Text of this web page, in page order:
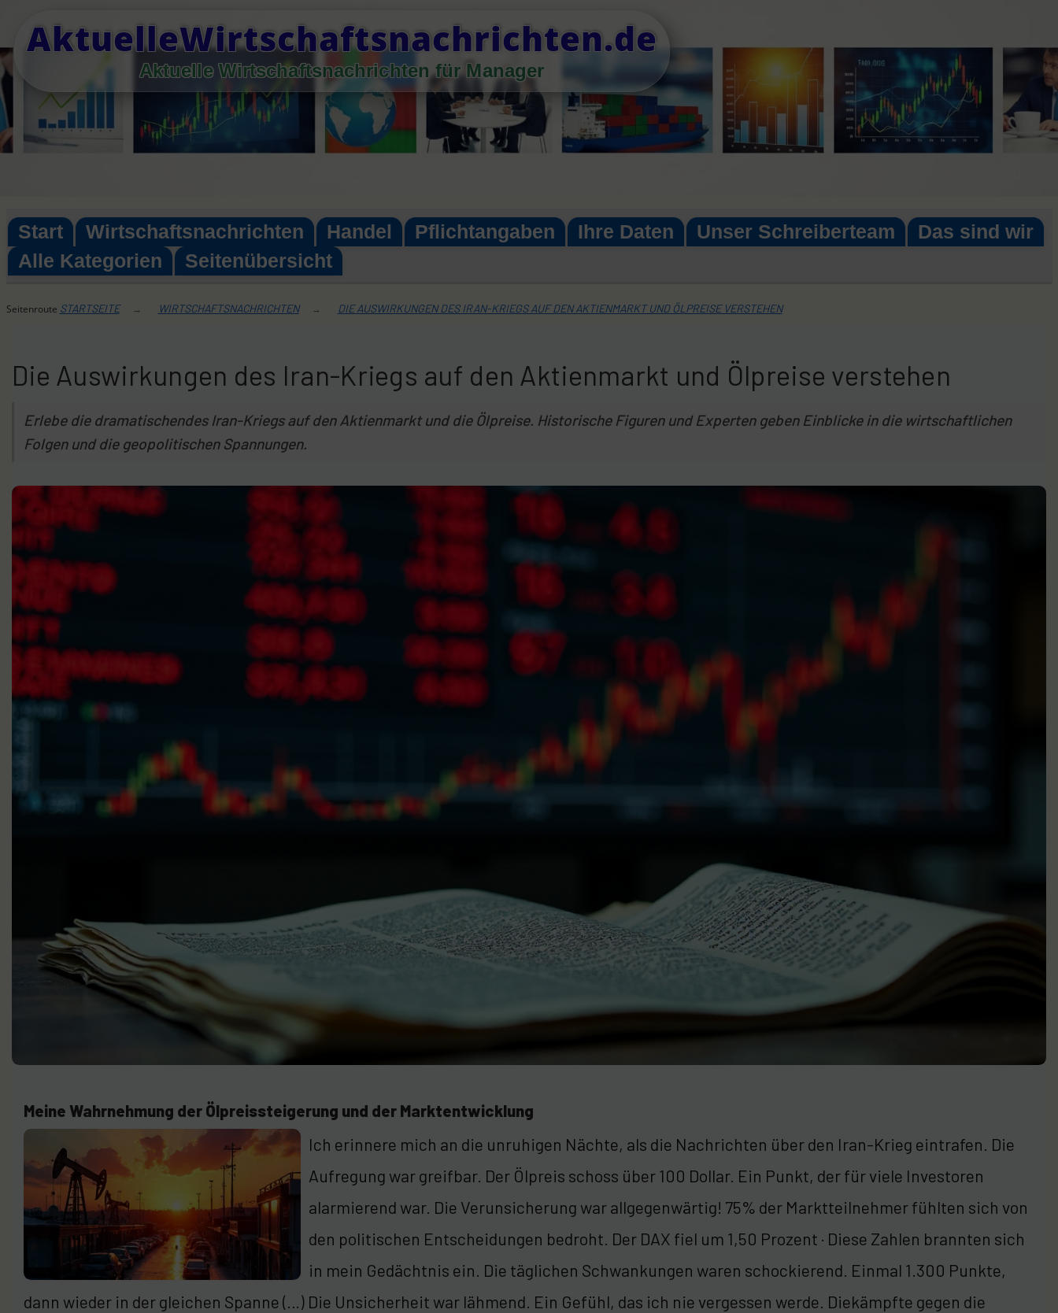
content
AktuelleWirtschaftsnachrichten.de
Aktuelle Wirtschaftsnachrichten für Manager
Start Wirtschaftsnachrichten Handel Pflichtangaben Ihre Daten Unser Schreiberteam
Das sind wir
Alle Kategorien
Seitenübersicht
Seitenroute STARTSEITE → WIRTSCHAFTSNACHRICHTEN → DIE AUSWIRKUNGEN DES IRAN-KRIEGS AUF DEN AKTIENMARKT UND ÖLPREISE VERSTEHEN
Die Auswirkungen des Iran-Kriegs auf den Aktienmarkt und Ölpreise verstehen
Erlebe die dramatischendes Iran-Kriegs auf den Aktienmarkt und die Ölpreise. Historische Figuren und Experten geben Einblicke in die wirtschaftlichen
Folgen und die geopolitischen Spannungen.
Meine Wahrnehmung der Ölpreissteigerung und der Marktentwicklung
Ich erinnere mich an die unruhigen Nächte, als die Nachrichten über den Iran-Krieg eintrafen. Die
Aufregung war greifbar. Der Ölpreis schoss über 100 Dollar. Ein Punkt, der für viele Investoren
alarmierend war. Die Verunsicherung war allgegenwärtig! 75% der Marktteilnehmer fühlten sich von
den politischen Entscheidungen bedroht. Der DAX fiel um 1,50 Prozent · Diese Zahlen brannten sich
in mein Gedächtnis ein. Die täglichen Schwankungen waren schockierend. Einmal 1.300 Punkte,
dann wieder in der gleichen Spanne (…) Die Unsicherheit war lähmend. Ein Gefühl, das ich nie vergessen werde. Diekämpfte gegen die